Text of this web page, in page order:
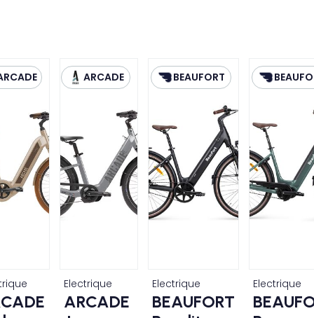
ARCADE
Electrique
ARCADE
BEAUFORT
Electrique
BEAUFORT
Electrique